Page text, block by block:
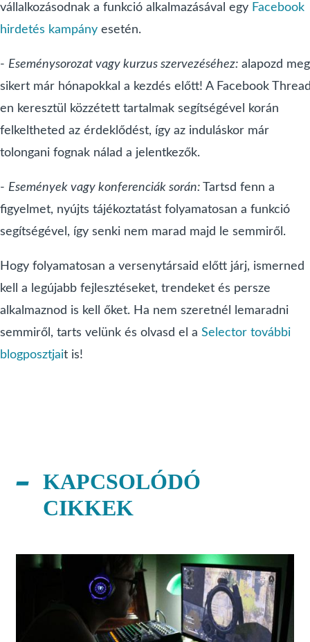
vállalkozásodnak a funkció alkalmazásával egy Facebook
hirdetés kampány esetén.
- Eseménysorozat vagy kurzus szervezéséhez: alapozd
sikert már hónapokkal a kezdés előtt! A Facebook
en keresztül közzétett tartalmak segítségével korán
felkeltheted az érdeklődést, így az induláskor már
tolongani fognak nálad a jelentkezők.
- Események vagy konferenciák során: Tartsd fenn a
figyelmet, nyújts tájékoztatást folyamatosan a funkció
segítségével, így senki nem marad majd le semmiről.
Hogy folyamatosan a versenytársaid előtt járj, ismerned
kell a legújabb fejlesztéseket, trendeket és persze
alkalmaznod is kell őket. Ha nem szeretnél lemaradni
semmiről, tarts velünk és olvasd el a Selector további
blogposztjait is!
KAPCSOLÓDÓ
CIKKEK